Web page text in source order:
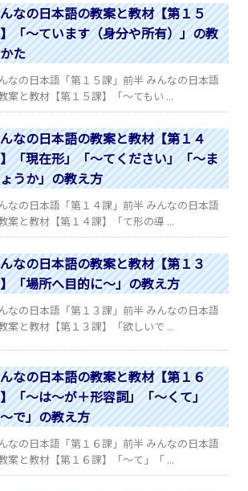
なの日本語の教案と教材【第１５
「～ています（身分や所有）」の教
た
なの日本語「第１５課」前半 みんなの日本語
案と教材【第１５課】「～てもい ...
なの日本語の教案と教材【第１４
「現在形」「～てください」「～ま
うか」の教え方
なの日本語「第１４課」前半 みんなの日本語
案と教材【第１４課】「て形の導 ...
なの日本語の教案と教材【第１３
「場所へ目的に～」の教え方
なの日本語「第１３課」前半 みんなの日本語
案と教材【第１３課】「欲しいで ...
なの日本語の教案と教材【第１６
「～は～が＋形容詞」「～くて」
で」の教え方
なの日本語「第１６課」前半 みんなの日本語
案と教材【第１６課】「～て」「 ...